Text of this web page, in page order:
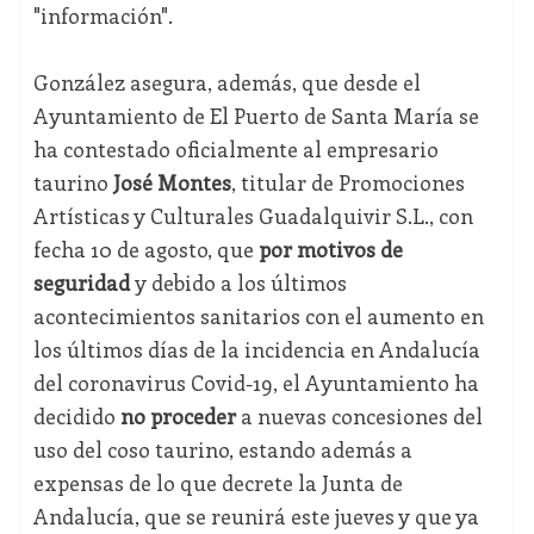
"información".
González asegura, además, que desde el
Ayuntamiento de El Puerto de Santa María se
ha contestado oficialmente al empresario
taurino José Montes, titular de Promociones
Artísticas y Culturales Guadalquivir S.L., con
fecha 10 de agosto, que por motivos de
seguridady debido a los últimos
acontecimientos sanitarios con el aumento en
los últimos días de la incidencia en Andalucía
del coronavirus Covid-19, el Ayuntamiento ha
decidido no procedera nuevas concesiones del
uso del coso taurino, estando además a
expensas de lo que decrete la Junta de
Andalucía, que se reunirá este jueves y que ya